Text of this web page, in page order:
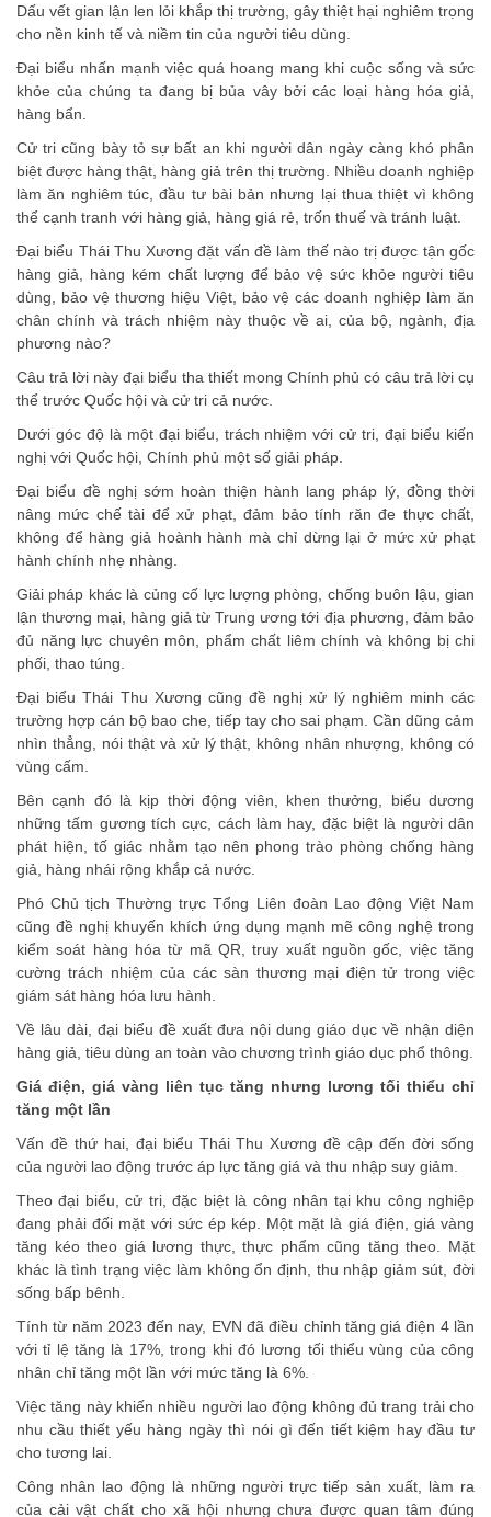
Dấu vết gian lận len lỏi khắp thị trường, gây thiệt hại nghiêm trọng
cho nền kinh tế và niềm tin của người tiêu dùng.
Đại biểu nhấn mạnh việc quá hoang mang khi cuộc sống và sức
khỏe của chúng ta đang bị bủa vây bởi các loại hàng hóa giả,
hàng bẩn.
Cử tri cũng bày tỏ sự bất an khi người dân ngày càng khó phân
biệt được hàng thật, hàng giả trên thị trường. Nhiều doanh nghiệp
làm ăn nghiêm túc, đầu tư bài bản nhưng lại thua thiệt vì không
thể cạnh tranh với hàng giả, hàng giá rẻ, trốn thuế và tránh luật.
Đại biểu Thái Thu Xương đặt vấn đề làm thế nào trị được tận gốc
hàng giả, hàng kém chất lượng để bảo vệ sức khỏe người tiêu
dùng, bảo vệ thương hiệu Việt, bảo vệ các doanh nghiệp làm ăn
chân chính và trách nhiệm này thuộc về ai, của bộ, ngành, địa
phương nào?
Câu trả lời này đại biểu tha thiết mong Chính phủ có câu trả lời cụ
thể trước Quốc hội và cử tri cả nước.
Dưới góc độ là một đại biểu, trách nhiệm với cử tri, đại biểu kiến
nghị với Quốc hội, Chính phủ một số giải pháp.
Đại biểu đề nghị sớm hoàn thiện hành lang pháp lý, đồng thời
nâng mức chế tài để xử phạt, đảm bảo tính răn đe thực chất,
không để hàng giả hoành hành mà chỉ dừng lại ở mức xử phạt
hành chính nhẹ nhàng.
Giải pháp khác là củng cố lực lượng phòng, chống buôn lậu, gian
lận thương mại, hàng giả từ Trung ương tới địa phương, đảm bảo
đủ năng lực chuyên môn, phẩm chất liêm chính và không bị chi
phối, thao túng.
Đại biểu Thái Thu Xương cũng đề nghị xử lý nghiêm minh các
trường hợp cán bộ bao che, tiếp tay cho sai phạm. Cần dũng cảm
nhìn thẳng, nói thật và xử lý thật, không nhân nhượng, không có
vùng cấm.
Bên cạnh đó là kịp thời động viên, khen thưởng, biểu dương
những tấm gương tích cực, cách làm hay, đặc biệt là người dân
phát hiện, tố giác nhằm tạo nên phong trào phòng chống hàng
giả, hàng nhái rộng khắp cả nước.
Phó Chủ tịch Thường trực Tổng Liên đoàn Lao động Việt Nam
cũng đề nghị khuyến khích ứng dụng mạnh mẽ công nghệ trong
kiểm soát hàng hóa từ mã QR, truy xuất nguồn gốc, việc tăng
cường trách nhiệm của các sàn thương mại điện tử trong việc
giám sát hàng hóa lưu hành.
Về lâu dài, đại biểu đề xuất đưa nội dung giáo dục về nhận diện
hàng giả, tiêu dùng an toàn vào chương trình giáo dục phổ thông.
Giá điện, giá vàng liên tục tăng nhưng lương tối thiểu chỉ
tăng một lần
Vấn đề thứ hai, đại biểu Thái Thu Xương đề cập đến đời sống
của người lao động trước áp lực tăng giá và thu nhập suy giảm.
Theo đại biểu, cử tri, đặc biệt là công nhân tại khu công nghiệp
đang phải đối mặt với sức ép kép. Một mặt là giá điện, giá vàng
tăng kéo theo giá lương thực, thực phẩm cũng tăng theo. Mặt
khác là tình trạng việc làm không ổn định, thu nhập giảm sút, đời
sống bấp bênh.
Tính từ năm 2023 đến nay, EVN đã điều chỉnh tăng giá điện 4 lần
với tỉ lệ tăng là 17%, trong khi đó lương tối thiểu vùng của công
nhân chỉ tăng một lần với mức tăng là 6%.
Việc tăng này khiến nhiều người lao động không đủ trang trải cho
nhu cầu thiết yếu hàng ngày thì nói gì đến tiết kiệm hay đầu tư
cho tương lai.
Công nhân lao động là những người trực tiếp sản xuất, làm ra
của cải vật chất cho xã hội nhưng chưa được quan tâm đúng